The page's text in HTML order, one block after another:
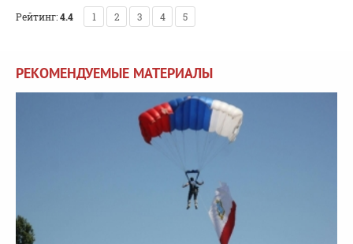
Рейтинг:4.4 1 2 3 4 5
РЕКОМЕНДУЕМЫЕ МАТЕРИАЛЫ